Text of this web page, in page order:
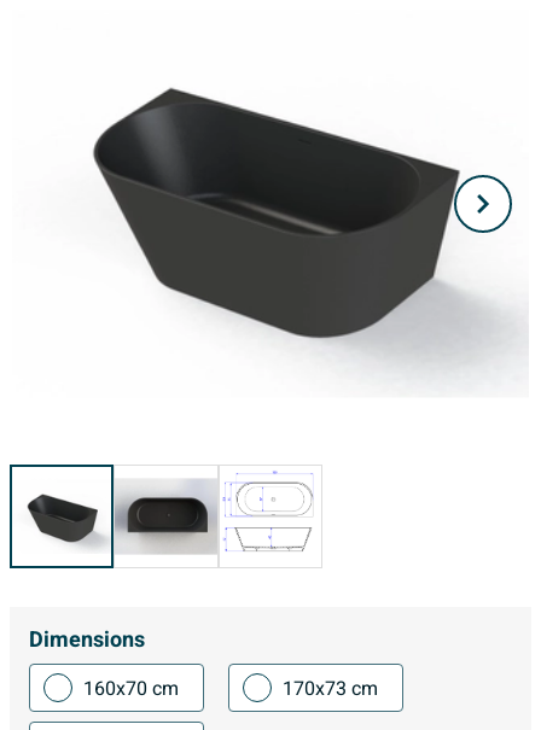
Dimensions
160x70 cm
170x73 cm